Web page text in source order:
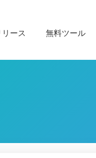
ース 無料ツール